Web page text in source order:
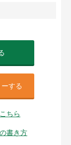
する
ちら
書き方